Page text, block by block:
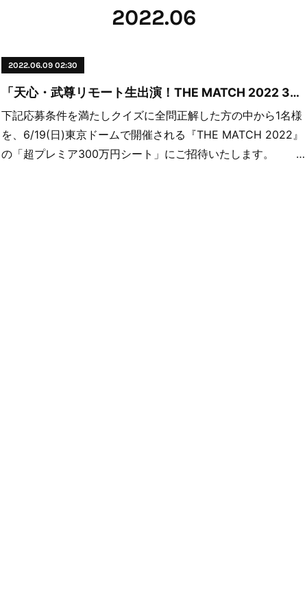
2022.06
2022.06.09 02:30
「天心・武尊リモート生出演！THE MATCH 2022 3大新情報解禁SP！」 超プレミア300万円席プレゼントキャンペーン！
下記応募条件を満たしクイズに全問正解した方の中から1名様
を、6/19(日)東京ドームで開催される『THE MATCH 2022』
の「超プレミア300万円シート」にご招待いたします。 …